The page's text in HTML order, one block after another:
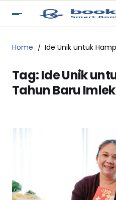
Home Ide Unik untuk
Tag:Ide Unik
Tahun Baru Imlek